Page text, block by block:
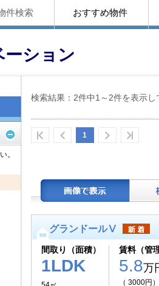
。
件検索 おすすめ物件
ション
検索結果：2件中1～2件を表示し
1
グランドールⅤ
間取り（面積）
1LDK
賃料（管
5.8万
（ 3000円）